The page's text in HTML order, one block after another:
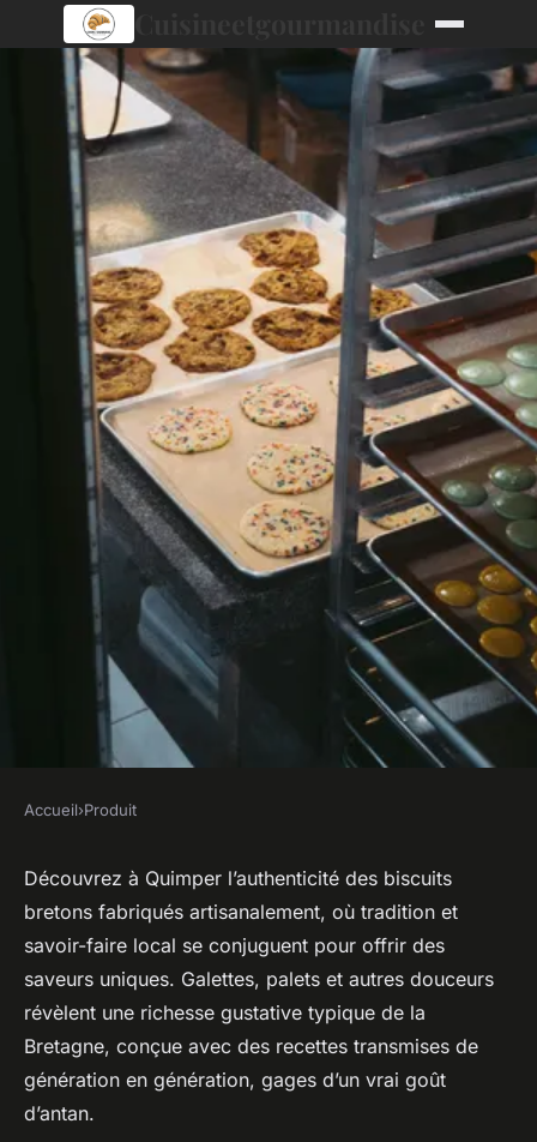
Biscuiterie bretonne
artisanale : authenticité et
saveurs à quimper
Inaya•30 juillet 2025•4 min de lecture
Accueil›Produit
Découvrez à Quimper l’authenticité des biscuits
bretons fabriqués artisanalement, où tradition et
savoir-faire local se conjuguent pour offrir des
saveurs uniques. Galettes, palets et autres douceurs
révèlent une richesse gustative typique de la
Bretagne, conçue avec des recettes transmises de
génération en génération, gages d’un vrai goût
d’antan.